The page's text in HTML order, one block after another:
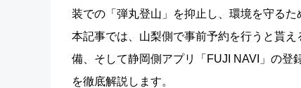
装での「弾丸登山」を抑止し、環境を守るた
本記事では、山梨側で事前予約を行うと貰
備、そして静岡側アプリ「FUJI NAVI」の登
を徹底解説します。